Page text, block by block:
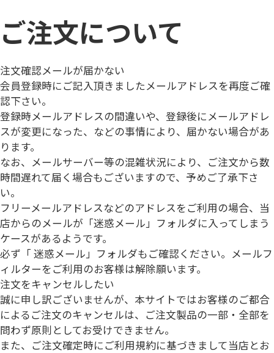
ご注文について
注文確認メールが届かない
会員登録時にご記入頂きましたメールアドレスを再度ご確
認下さい。
登録時メールアドレスの間違いや、登録後にメールアドレ
スが変更になった、などの事情により、届かない場合があ
ります。
なお、メールサーバー等の混雑状況により、ご注文から数
時間遅れて届く場合もございますので、予めご了承下さ
い。
フリーメールアドレスなどのアドレスをご利用の場合、当
店からのメールが「迷惑メール」フォルダに入ってしまう
ケースがあるようです。
必ず「 迷惑メール」フォルダもご確認ください。メールフ
ィルターをご利用のお客様は解除願います。
注文をキャンセルしたい
誠に申し訳ございませんが、本サイトではお客様のご都合
によるご注文のキャンセルは、ご注文製品の一部・全部を
問わず原則としてお受けできません。
また、ご注文確定時にご利用規約に基づきまして当店とお